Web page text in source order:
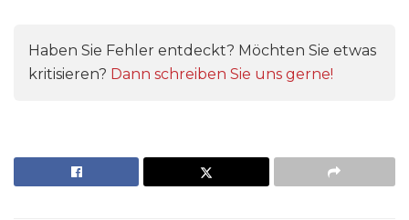
Haben Sie Fehler entdeckt? Möchten Sie etwas
kritisieren? Dann schreiben Sie uns gerne!